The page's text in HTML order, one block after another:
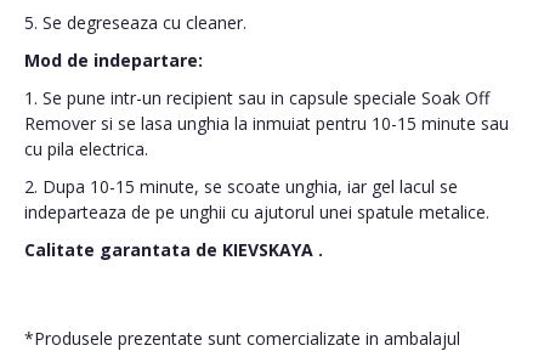
5. Se degreseaza cu cleaner.
Mod de indepartare:
1. Se pune intr-un recipient sau in capsule speciale Soak Off
Remover si se lasa unghia la inmuiat pentru 10-15 minute sau
cu pila electrica.
2. Dupa 10-15 minute, se scoate unghia, iar gel lacul se
indeparteaza de pe unghii cu ajutorul unei spatule metalice.
Calitate garantata de KIEVSKAYA .
*Produsele prezentate sunt comercializate in ambalajul